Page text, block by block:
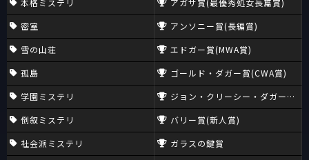
本格ミステリ
密室
雪の山荘
孤島
学園ミステリ
倒叙ミステリ
社会派ミステリ
アガサ賞(最優秀処女長篇賞)
アンソニー賞(長編賞)
エドガー賞(MWA賞)
ゴールド・ダガー賞(CWA賞)
ジョン・クリーシー・ダガー賞
バリー賞(新人賞)
ガラスの鍵賞